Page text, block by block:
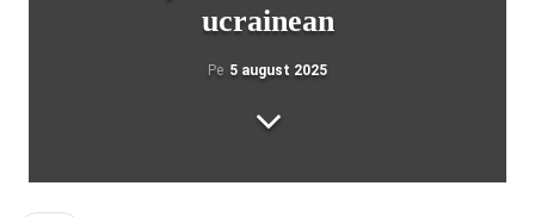
ucrainean
Pe 5 august 2025